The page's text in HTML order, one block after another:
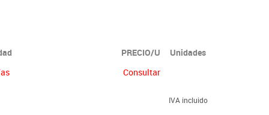
PRECIO/U
Unidades
Consultar
IVA incluido